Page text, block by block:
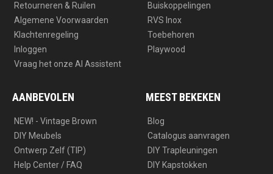
Retourneren & Ruilen
Algemene Voorwaarden
Klachtenregeling
Inloggen
Vraag het onze AI Assistent
Buiskoppelingen
RVS Inox
Toebehoren
Playwood
AANBEVOLEN
NEW! - Vintage Brown
DIY Meubels
Ontwerp Zelf (TIP)
Help Center / FAQ
MEEST BEKEKEN
Blog
Catalogus aanvragen
DIY Trapleuningen
DIY Kapstokken